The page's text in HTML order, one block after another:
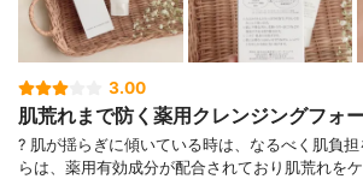
3.00
肌荒れまで防く薬用クレンジングフォ
? 肌が揺らぎに傾いている時は、なるべく肌負担
らは、薬用有効成分が配合されており肌荒れを